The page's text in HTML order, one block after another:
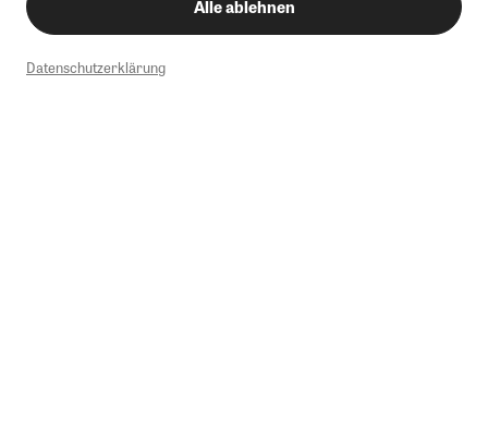
Alle ablehnen
Datenschutzerklärung